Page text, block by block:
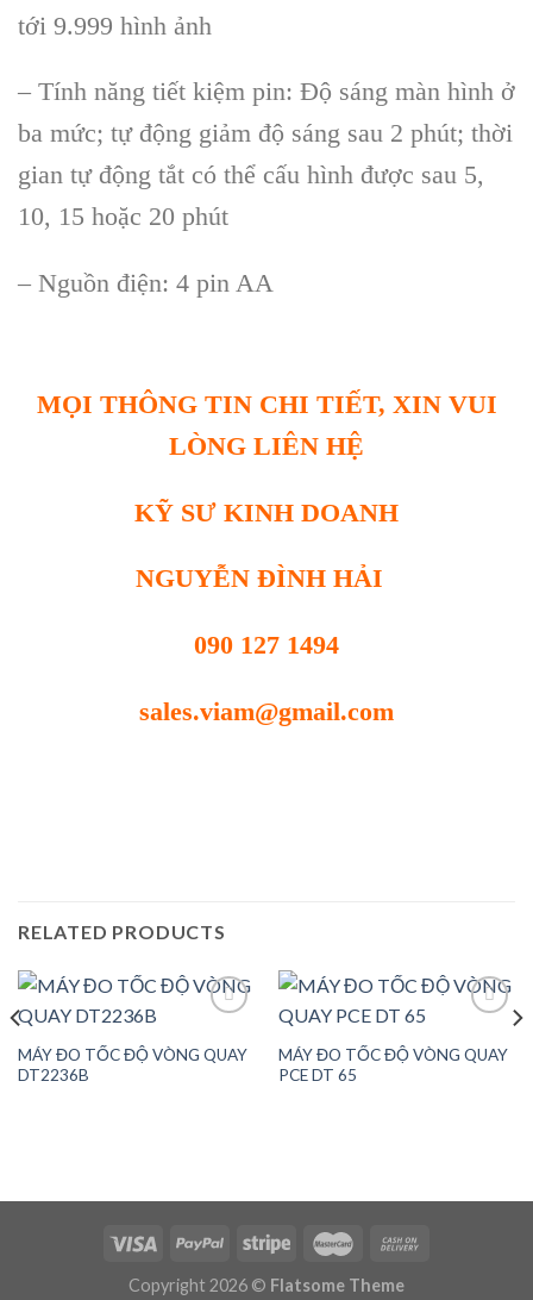
tới 9.999 hình ảnh
– Tính năng tiết kiệm pin: Độ sáng màn hình ở
ba mức; tự động giảm độ sáng sau 2 phút; thời
gian tự động tắt có thể cấu hình được sau 5,
10, 15 hoặc 20 phút
– Nguồn điện: 4 pin AA
MỌI THÔNG TIN CHI TIẾT, XIN VUI
LÒNG LIÊN HỆ
KỸ SƯ KINH DOANH
NGUYỄN ĐÌNH HẢI
090 127 1494
sales.viam@gmail.com
RELATED PRODUCTS
MÁY ĐO TỐC ĐỘ VÒNG QUAY
DT2236B
MÁY ĐO TỐC ĐỘ VÒNG QUAY
PCE DT 65
Copyright 2026 © Flatsome Theme